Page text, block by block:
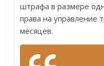
штрафа в размере
права на управление
месяцев.